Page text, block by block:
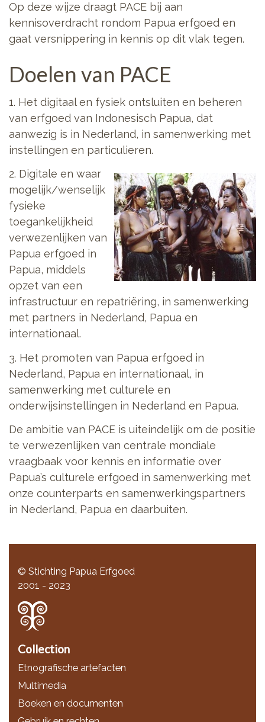
Op deze wijze draagt PACE bij aan
kennisoverdracht rondom Papua erfgoed en
gaat versnippering in kennis op dit vlak tegen.
Doelen van PACE
1. Het digitaal en fysiek ontsluiten en beheren
van erfgoed van Indonesisch Papua, dat
aanwezig is in Nederland, in samenwerking met
instellingen en particulieren.
2. Digitale en waar
mogelijk/wenselijk
fysieke
toegankelijkheid
verwezenlijken van
Papua erfgoed in
Papua, middels
opzet van een
infrastructuur en repatriëring, in samenwerking
met partners in Nederland, Papua en
internationaal.
3. Het promoten van Papua erfgoed in
Nederland, Papua en internationaal, in
samenwerking met culturele en
onderwijsinstellingen in Nederland en Papua.
De ambitie van PACE is uiteindelijk om de positie
te verwezenlijken van centrale mondiale
vraagbaak voor kennis en informatie over
Papua’s culturele erfgoed in samenwerking met
onze counterparts en samenwerkingspartners
in Nederland, Papua en daarbuiten.
© Stichting Papua Erfgoed
2001 - 2023
Collection
Etnografische artefacten
Multimedia
Boeken en documenten